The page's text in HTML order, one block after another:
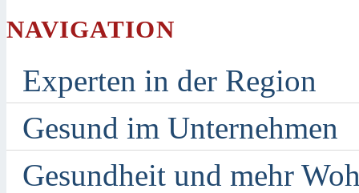
NAVIGATION
Experten in der Region
Gesund im Unternehmen
Gesundheit und mehr